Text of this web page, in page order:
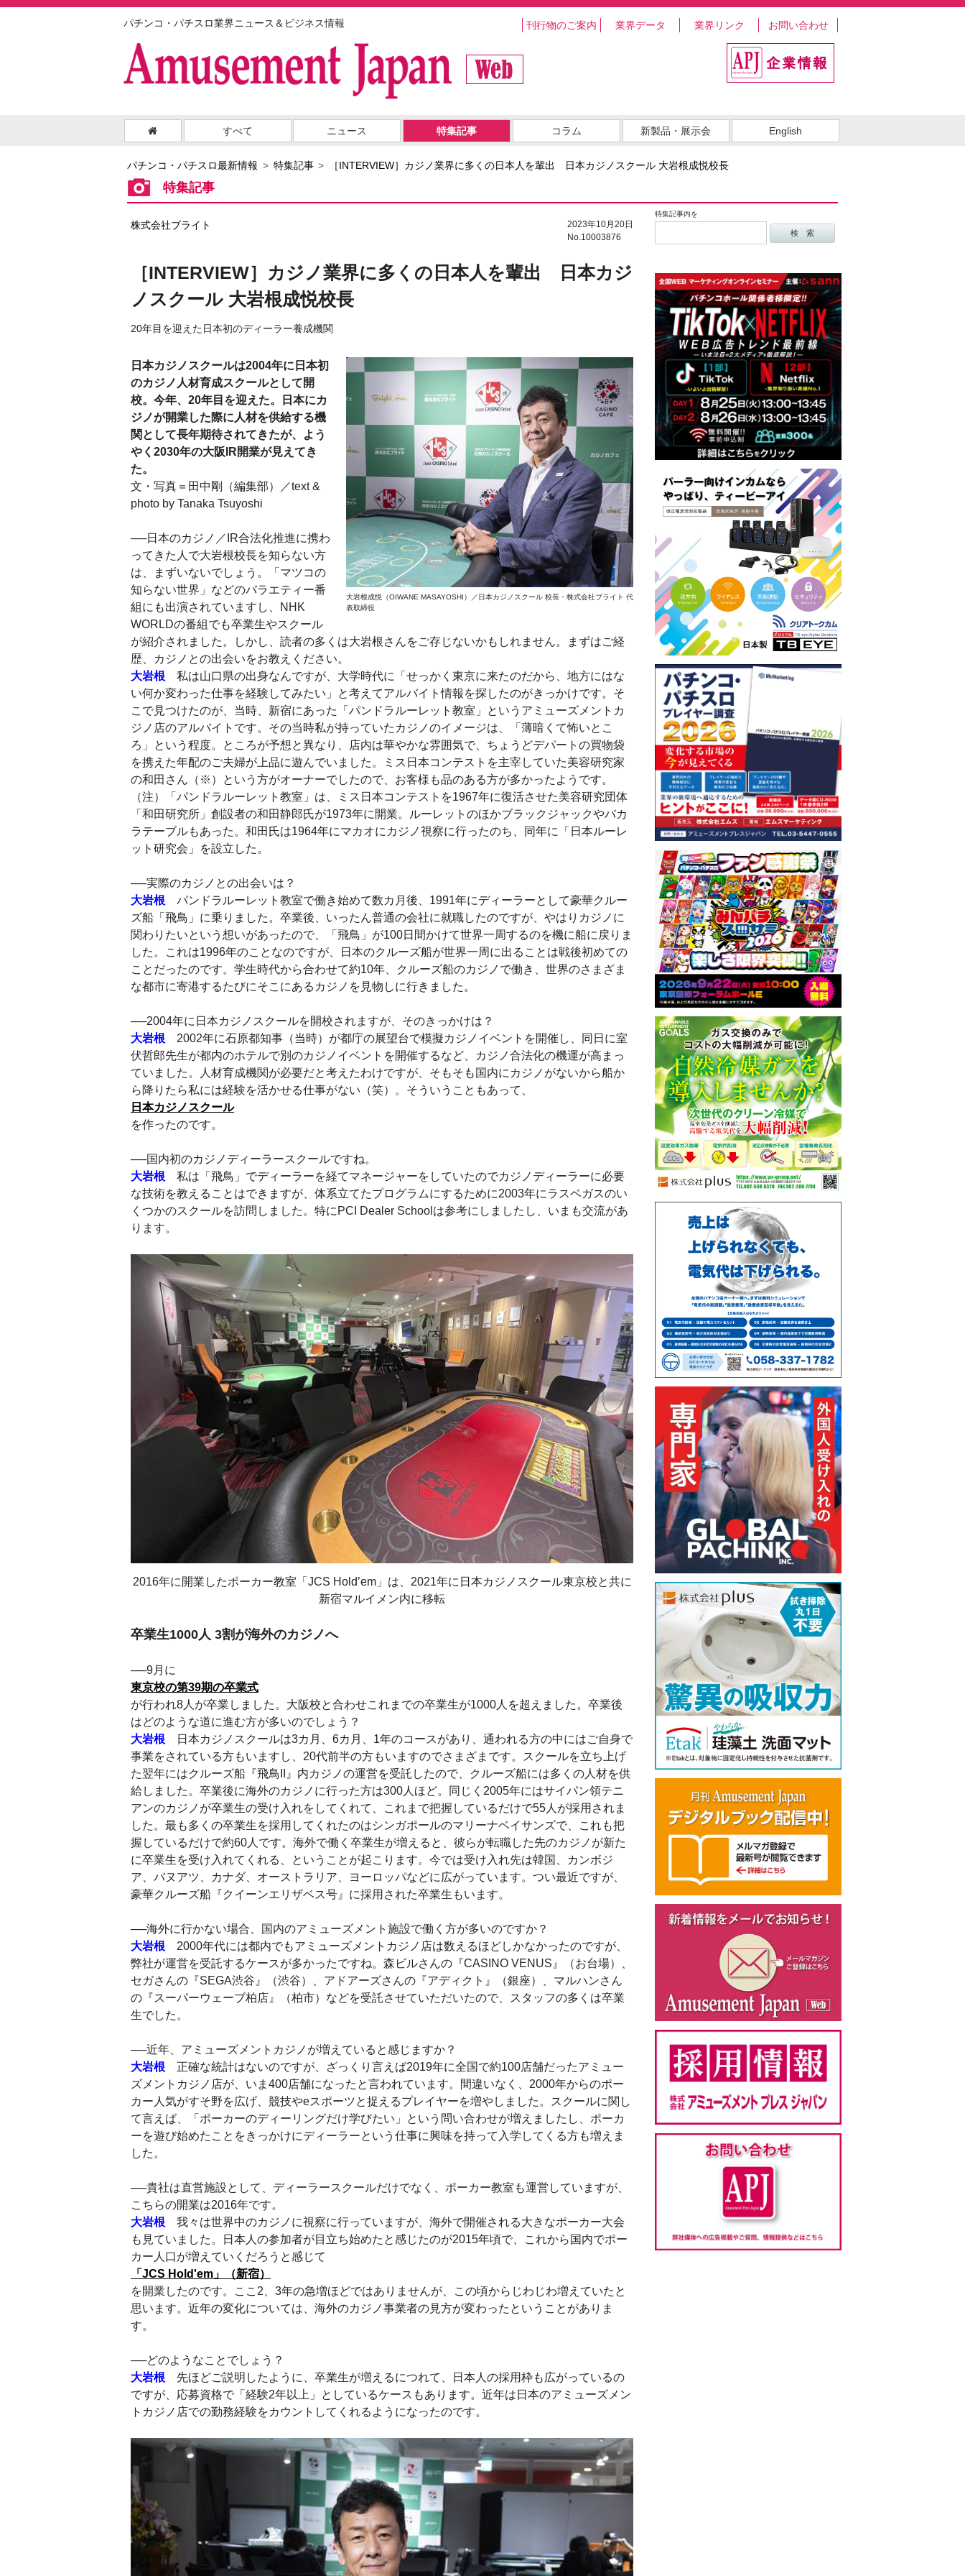
パチンコ・パチスロ業界ニュース＆ビジネス情報 刊行物のご案内 業界データ 業界リンク お問い合わせ
すべて ニュース 特集記事 コラム 新製品・展示会 English
パチンコ・パチスロ最新情報 特集記事 ［INTERVIEW］カジノ業界に多くの日本人を輩出 日本カジノスクール 大岩根成悦校長
特集記事
特集記事内を
2023年10月20日
No.10003876
株式会社ブライト
［INTERVIEW］カジノ業界に多くの日本人を輩出 日本カジ
ノスクール 大岩根成悦校長
20年目を迎えた日本初のディーラー養成機関
大岩根成悦（OIWANE MASAYOSHI）／日本カジノスクール 校長・株式会社ブライト 代
表取締役
日本カジノスクールは2004年に日本初
のカジノ人材育成スクールとして開
校。今年、20年目を迎えた。日本にカ
ジノが開業した際に人材を供給する機
関として長年期待されてきたが、よう
やく2030年の大阪IR開業が見えてき
た。
文・写真＝田中剛（編集部）／text &
photo by Tanaka Tsuyoshi
──日本のカジノ／IR合法化推進に携わ
ってきた人で大岩根校長を知らない方
は、まずいないでしょう。「マツコの
知らない世界」などのバラエティー番
組にも出演されていますし、NHK
WORLDの番組でも卒業生やスクール
が紹介されました。しかし、読者の多くは大岩根さんをご存じないかもしれません。まずはご経
歴、カジノとの出会いをお教えください。
大岩根 私は山口県の出身なんですが、大学時代に「せっかく東京に来たのだから、地方にはな
い何か変わった仕事を経験してみたい」と考えてアルバイト情報を探したのがきっかけです。そ
こで見つけたのが、当時、新宿にあった「パンドラルーレット教室」というアミューズメントカ
ジノ店のアルバイトです。その当時私が持っていたカジノのイメージは、「薄暗くて怖いとこ
ろ」という程度。ところが予想と異なり、店内は華やかな雰囲気で、ちょうどデパートの買物袋
を携えた年配のご夫婦が上品に遊んでいました。ミス日本コンテストを主宰していた美容研究家
の和田さん（※）という方がオーナーでしたので、お客様も品のある方が多かったようです。
（注）「パンドラルーレット教室」は、ミス日本コンテストを1967年に復活させた美容研究団体
「和田研究所」創設者の和田静郎氏が1973年に開業。ルーレットのほかブラックジャックやバカ
ラテーブルもあった。和田氏は1964年にマカオにカジノ視察に行ったのち、同年に「日本ルーレ
ット研究会」を設立した。
──実際のカジノとの出会いは？
大岩根 パンドラルーレット教室で働き始めて数カ月後、1991年にディーラーとして豪華クルー
ズ船「飛鳥」に乗りました。卒業後、いったん普通の会社に就職したのですが、やはりカジノに
関わりたいという想いがあったので、「飛鳥」が100日間かけて世界一周するのを機に船に戻りま
した。これは1996年のことなのですが、日本のクルーズ船が世界一周に出ることは戦後初めての
ことだったのです。学生時代から合わせて約10年、クルーズ船のカジノで働き、世界のさまざま
な都市に寄港するたびにそこにあるカジノを見物しに行きました。
──2004年に日本カジノスクールを開校されますが、そのきっかけは？
大岩根 2002年に石原都知事（当時）が都庁の展望台で模擬カジノイベントを開催し、同日に室
伏哲郎先生が都内のホテルで別のカジノイベントを開催するなど、カジノ合法化の機運が高まっ
ていました。人材育成機関が必要だと考えたわけですが、そもそも国内にカジノがないから船か
ら降りたら私には経験を活かせる仕事がない（笑）。そういうこともあって、
日本カジノスクール
を作ったのです。
──国内初のカジノディーラースクールですね。
大岩根 私は「飛鳥」でディーラーを経てマネージャーをしていたのでカジノディーラーに必要
な技術を教えることはできますが、体系立てたプログラムにするために2003年にラスベガスのい
くつかのスクールを訪問しました。特にPCI Dealer Schoolは参考にしましたし、いまも交流があ
ります。
2016年に開業したポーカー教室「JCS Hold’em」は、2021年に日本カジノスクール東京校と共に
新宿マルイメン内に移転
卒業生1000人 3割が海外のカジノへ
──9月に
東京校の第39期の卒業式
が行われ8人が卒業しました。大阪校と合わせこれまでの卒業生が1000人を超えました。卒業後
はどのような道に進む方が多いのでしょう？
大岩根 日本カジノスクールは3カ月、6カ月、1年のコースがあり、通われる方の中にはご自身で
事業をされている方もいますし、20代前半の方もいますのでさまざまです。スクールを立ち上げ
た翌年にはクルーズ船『飛鳥II』内カジノの運営を受託したので、クルーズ船には多くの人材を供
給しました。卒業後に海外のカジノに行った方は300人ほど。同じく2005年にはサイパン領テニ
アンのカジノが卒業生の受け入れをしてくれて、これまで把握しているだけで55人が採用されま
した。最も多くの卒業生を採用してくれたのはシンガポールのマリーナベイサンズで、これも把
握しているだけで約60人です。海外で働く卒業生が増えると、彼らが転職した先のカジノが新た
に卒業生を受け入れてくれる、ということが起こります。今では受け入れ先は韓国、カンボジ
ア、バヌアツ、カナダ、オーストラリア、ヨーロッパなどに広がっています。つい最近ですが、
豪華クルーズ船『クイーンエリザベス号』に採用された卒業生もいます。
──海外に行かない場合、国内のアミューズメント施設で働く方が多いのですか？
大岩根 2000年代には都内でもアミューズメントカジノ店は数えるほどしかなかったのですが、
弊社が運営を受託するケースが多かったですね。森ビルさんの『CASINO VENUS』（お台場）、
セガさんの『SEGA渋谷』（渋谷）、アドアーズさんの『アディクト』（銀座）、マルハンさん
の『スーパーウェーブ柏店』（柏市）などを受託させていただいたので、スタッフの多くは卒業
生でした。
──近年、アミューズメントカジノが増えていると感じますか？
大岩根 正確な統計はないのですが、ざっくり言えば2019年に全国で約100店舗だったアミュー
ズメントカジノ店が、いま400店舗になったと言われています。間違いなく、2000年からのポー
カー人気がすそ野を広げ、競技やeスポーツと捉えるプレイヤーを増やしました。スクールに関し
て言えば、「ポーカーのディーリングだけ学びたい」という問い合わせが増えましたし、ポーカ
ーを遊び始めたことをきっかけにディーラーという仕事に興味を持って入学してくる方も増えま
した。
──貴社は直営施設として、ディーラースクールだけでなく、ポーカー教室も運営していますが、
こちらの開業は2016年です。
大岩根 我々は世界中のカジノに視察に行っていますが、海外で開催される大きなポーカー大会
も見ていました。日本人の参加者が目立ち始めたと感じたのが2015年頃で、これから国内でポー
カー人口が増えていくだろうと感じて
「JCS Hold'em」（新宿）
を開業したのです。ここ2、3年の急増ほどではありませんが、この頃からじわじわ増えていたと
思います。近年の変化については、海外のカジノ事業者の見方が変わったということがありま
す。
──どのようなことでしょう？
大岩根 先ほどご説明したように、卒業生が増えるにつれて、日本人の採用枠も広がっているの
ですが、応募資格で「経験2年以上」としているケースもあります。近年は日本のアミューズメン
トカジノ店での勤務経験をカウントしてくれるようになったのです。